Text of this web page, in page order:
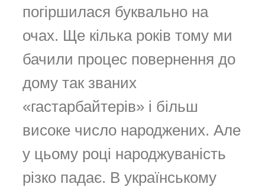
погіршилася буквально на
очах. Ще кілька років тому ми
бачили процес повернення до
дому так званих
«гастарбайтерів» і більш
високе число народжених. Але
у цьому році народжуваність
різко падає. В українському